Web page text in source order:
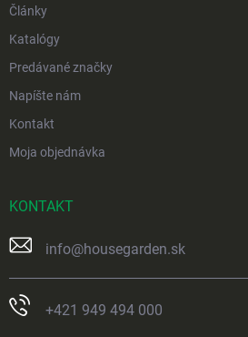
Články
Katalógy
Predávané značky
Napíšte nám
Kontakt
Moja objednávka
KONTAKT
info@housegarden.sk
+421 949 494 000